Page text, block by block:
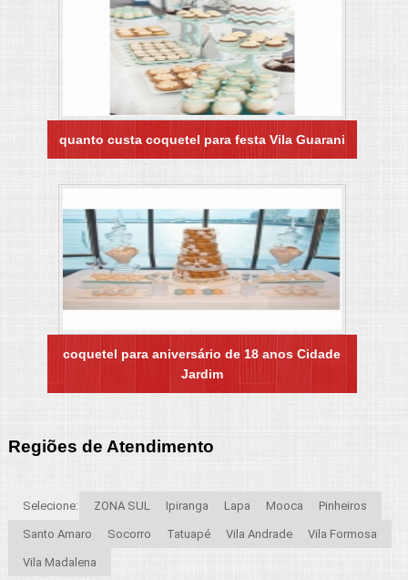
quanto custa coquetel para festa Vila Guarani
coquetel para aniversário de 18 anos Cidade
Jardim
Regiões de Atendimento
Selecione: ZONA SUL Ipiranga Lapa Mooca Pinheiros
Santo Amaro Socorro Tatuapé Vila Andrade Vila Formosa
Vila Madalena